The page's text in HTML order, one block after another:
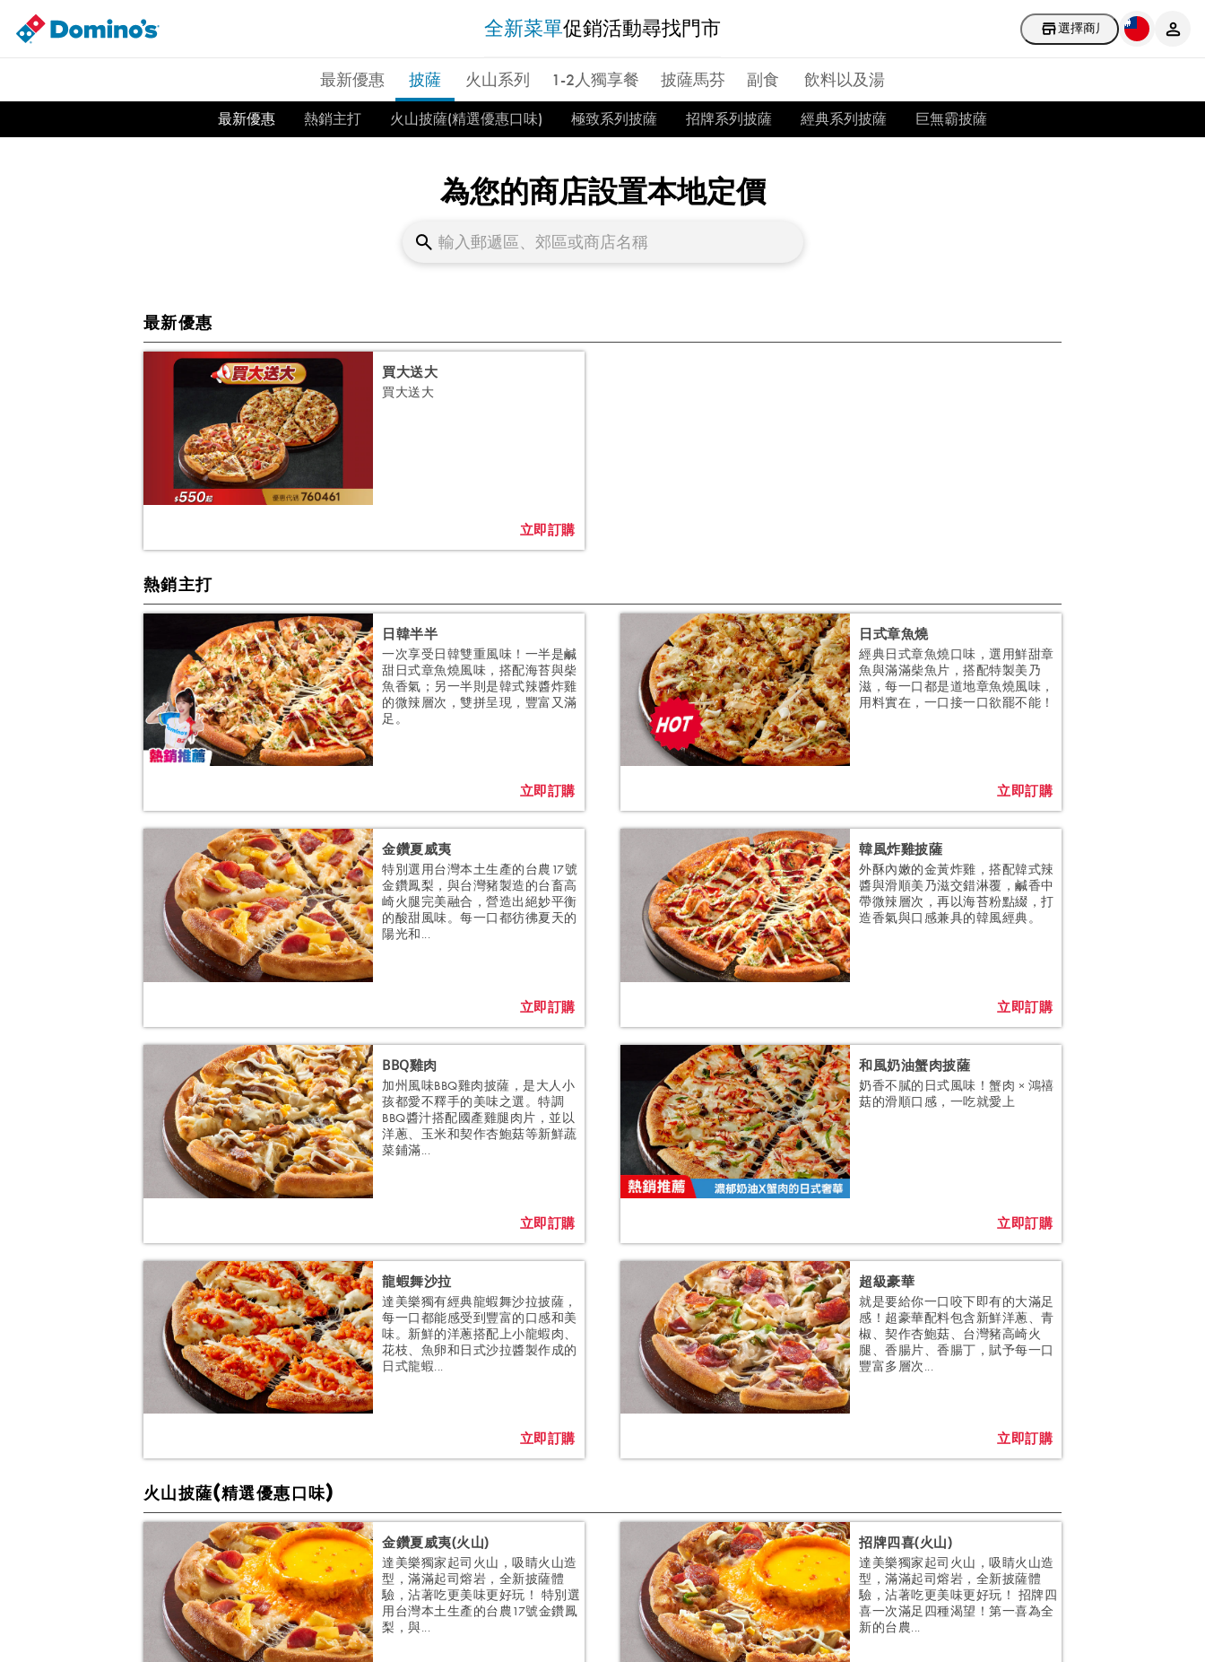
選擇商店
全新菜單促銷活動尋找門市
最新優惠 披薩
最新優惠 熱銷主打 火山披薩(精選優惠口味) 極致系列披薩 招牌系列披薩 經典系列披薩 巨無霸披薩
火山系列 1-2人獨享餐 披薩馬芬 副食 飲料以及湯
為您的商店設置本地定價
最新優惠
買大送大
買大送大
立即訂購
熱銷主打
日韓半半
一次享受日韓雙重風味！一半是鹹
甜日式章魚燒風味，搭配海苔與柴
魚香氣；另一半則是韓式辣醬炸雞
的微辣層次，雙拼呈現，豐富又滿
足。
立即訂購
日式章魚燒
經典日式章魚燒口味，選用鮮甜章
魚與滿滿柴魚片，搭配特製美乃
滋，每一口都是道地章魚燒風味，
用料實在，一口接一口欲罷不能！
立即訂購
金鑽夏威夷
特別選用台灣本土生產的台農17號
金鑽鳳梨，與台灣豬製造的台畜高
崎火腿完美融合，營造出絕妙平衡
的酸甜風味。每一口都彷彿夏天的
陽光和...
立即訂購
韓風炸雞披薩
外酥內嫩的金黃炸雞，搭配韓式辣
醬與滑順美乃滋交錯淋覆，鹹香中
帶微辣層次，再以海苔粉點綴，打
造香氣與口感兼具的韓風經典。
立即訂購
BBQ雞肉
加州風味BBQ雞肉披薩，是大人小
孩都愛不釋手的美味之選。特調
BBQ醬汁搭配國產雞腿肉片，並以
洋蔥、玉米和契作杏鮑菇等新鮮蔬
菜鋪滿...
立即訂購
和風奶油蟹肉披薩
奶香不膩的日式風味！蟹肉 × 鴻禧
菇的滑順口感，一吃就愛上
立即訂購
龍蝦舞沙拉
達美樂獨有經典龍蝦舞沙拉披薩，
每一口都能感受到豐富的口感和美
味。新鮮的洋蔥搭配上小龍蝦肉、
花枝、魚卵和日式沙拉醬製作成的
日式龍蝦...
立即訂購
超級豪華
就是要給你一口咬下即有的大滿足
感！超豪華配料包含新鮮洋蔥、青
椒、契作杏鮑菇、台灣豬高崎火
腿、香腸片、香腸丁，賦予每一口
豐富多層次...
立即訂購
火山披薩(精選優惠口味)
金鑽夏威夷(火山)
達美樂獨家起司火山，吸睛火山造
型，滿滿起司熔岩，全新披薩體
驗，沾著吃更美味更好玩！ 特別選
用台灣本土生產的台農17號金鑽鳳
梨，與...
招牌四喜(火山)
達美樂獨家起司火山，吸睛火山造
型，滿滿起司熔岩，全新披薩體
驗，沾著吃更美味更好玩！ 招牌四
喜一次滿足四種渴望！第一喜為全
新的台農...